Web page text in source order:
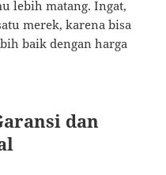
lebih matang. Ingat,
merek, karena bisa
baik dengan harga
dan